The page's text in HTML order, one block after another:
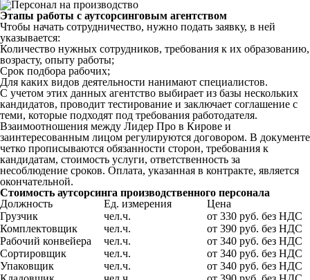
Этапы работы с аутсорсинговым агентством
Чтобы начать сотрудничество, нужно подать заявку, в ней
указывается:
Количество нужных сотрудников, требования к их образованию,
возрасту, опыту работы;
Срок подбора рабочих;
Для каких видов деятельности нанимают специалистов.
С учетом этих данных агентство выбирает из базы нескольких
кандидатов, проводит тестирование и заключает соглашение с
теми, которые подходят под требования работодателя.
Взаимоотношения между Лидер Про в Кирове и
заинтересованным лицом регулируются договором. В документе
четко прописываются обязанности сторон, требования к
кандидатам, стоимость услуги, ответственность за
несоблюдение сроков. Оплата, указанная в контракте, является
окончательной.
Стоимость аутсорсинга производственного персонала
Должность
Ед. измерения
Цена
Грузчик
чел.ч.
от 330 руб. без НДС
Комплектовщик
чел.ч.
от 390 руб. без НДС
Рабочий конвейера
чел.ч.
от 340 руб. без НДС
Сортировщик
чел.ч.
от 340 руб. без НДС
Упаковщик
чел.ч.
от 340 руб. без НДС